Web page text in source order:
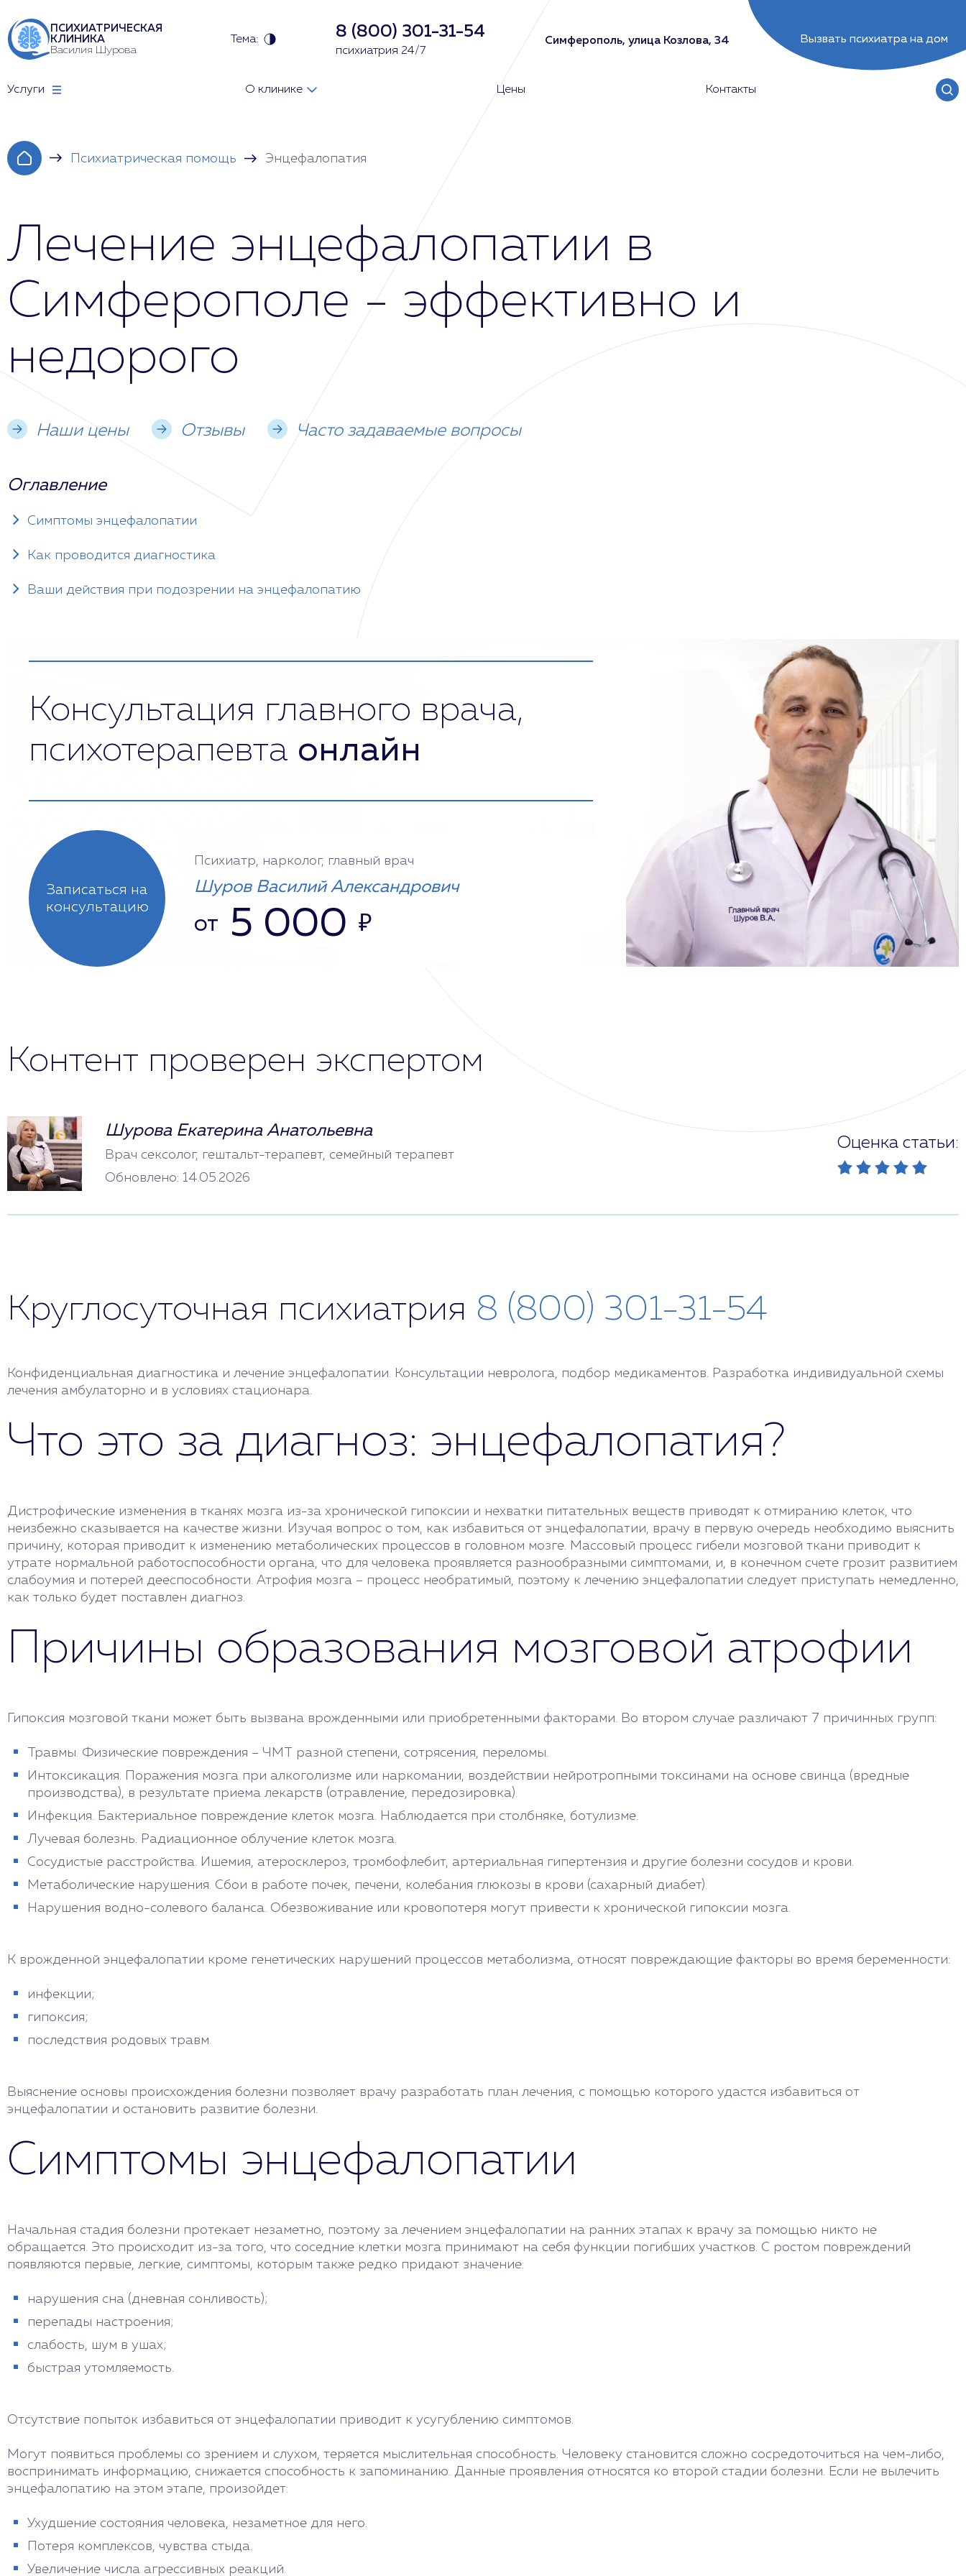
ПСИХИАТРИЧЕСКАЯ
КЛИНИКА
Василия Шурова
Тема: 8 (800) 301-31-54
психиатрия 24/7
Симферополь, улица Козлова, 34 Вызвать психиатра на дом
Услуги О клинике Цены Контакты
Психиатрическая помощь Энцефалопатия
Лечение энцефалопатии в
Симферополе - эффективно и
недорого
Наши цены Отзывы Часто задаваемые вопросы
Оглавление
Симптомы энцефалопатии
Как проводится диагностика
Ваши действия при подозрении на энцефалопатию
Консультация главного врача,
психотерапевта онлайн
Записаться на
консультацию
Психиатр, нарколог, главный врач
Шуров Василий Александрович
от 5 000 ₽
Контент проверен экспертом
Шурова Екатерина Анатольевна
Врач сексолог, гештальт-терапевт, семейный терапевт
Обновлено: 14.05.2026
Оценка статьи:
Круглосуточная психиатрия 8 (800) 301-31-54
Конфиденциальная диагностика и лечение энцефалопатии. Консультации невролога, подбор медикаментов. Разработка индивидуальной схемы
лечения амбулаторно и в условиях стационара.
Что это за диагноз: энцефалопатия?
Дистрофические изменения в тканях мозга из-за хронической гипоксии и нехватки питательных веществ приводят к отмиранию клеток, что
неизбежно сказывается на качестве жизни. Изучая вопрос о том, как избавиться от энцефалопатии, врачу в первую очередь необходимо выяснить
причину, которая приводит к изменению метаболических процессов в головном мозге. Массовый процесс гибели мозговой ткани приводит к
утрате нормальной работоспособности органа, что для человека проявляется разнообразными симптомами, и, в конечном счете грозит развитием
слабоумия и потерей дееспособности. Атрофия мозга – процесс необратимый, поэтому к лечению энцефалопатии следует приступать немедленно,
как только будет поставлен диагноз.
Причины образования мозговой атрофии
Гипоксия мозговой ткани может быть вызвана врожденными или приобретенными факторами. Во втором случае различают 7 причинных групп:
Травмы. Физические повреждения – ЧМТ разной степени, сотрясения, переломы.
Интоксикация. Поражения мозга при алкоголизме или наркомании, воздействии нейротропными токсинами на основе свинца (вредные
производства), в результате приема лекарств (отравление, передозировка).
Инфекция. Бактериальное повреждение клеток мозга. Наблюдается при столбняке, ботулизме.
Лучевая болезнь. Радиационное облучение клеток мозга.
Сосудистые расстройства. Ишемия, атеросклероз, тромбофлебит, артериальная гипертензия и другие болезни сосудов и крови.
Метаболические нарушения. Сбои в работе почек, печени, колебания глюкозы в крови (сахарный диабет).
Нарушения водно-солевого баланса. Обезвоживание или кровопотеря могут привести к хронической гипоксии мозга.
К врожденной энцефалопатии кроме генетических нарушений процессов метаболизма, относят повреждающие факторы во время беременности:
инфекции;
гипоксия;
последствия родовых травм.
Выяснение основы происхождения болезни позволяет врачу разработать план лечения, с помощью которого удастся избавиться от
энцефалопатии и остановить развитие болезни.
Симптомы энцефалопатии
Начальная стадия болезни протекает незаметно, поэтому за лечением энцефалопатии на ранних этапах к врачу за помощью никто не
обращается. Это происходит из-за того, что соседние клетки мозга принимают на себя функции погибших участков. С ростом повреждений
появляются первые, легкие, симптомы, которым также редко придают значение:
нарушения сна (дневная сонливость);
перепады настроения;
слабость, шум в ушах;
быстрая утомляемость.
Отсутствие попыток избавиться от энцефалопатии приводит к усугублению симптомов.
Могут появиться проблемы со зрением и слухом, теряется мыслительная способность. Человеку становится сложно сосредоточиться на чем-либо,
воспринимать информацию, снижается способность к запоминанию. Данные проявления относятся ко второй стадии болезни. Если не вылечить
энцефалопатию на этом этапе, произойдет:
Ухудшение состояния человека, незаметное для него.
Потеря комплексов, чувства стыда.
Увеличение числа агрессивных реакций.